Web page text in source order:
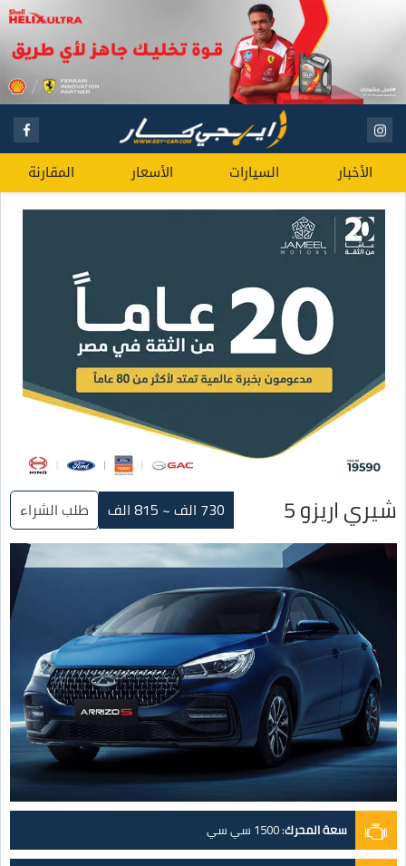
الأخبار السيارات الأسعار المقارنة
شيري اريزو 5 730 الف ~ 815 الف طلب الشراء
سعة المحرك:1500 سي سي